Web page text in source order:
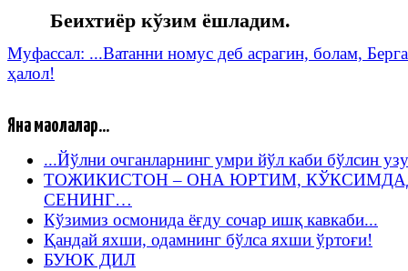
Беихтиёр кўзим ёшладим.
Муфассал: ...Ватанни номус деб асрагин, болам,
ҳалол!
Яна мақолалар...
...Йўлни очганларнинг умри йўл каби бўлсин
ТОЖИКИСТОН – ОНА ЮРТИМ,
СЕНИНГ…
Кўзимиз осмонида ёғду сочар ишқ кавкаби...
Қандай яхши, одамнинг бўлса яхши ўртоғи!
БУЮК ДИЛ